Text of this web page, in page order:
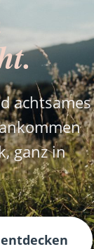
achtsames
ganz in